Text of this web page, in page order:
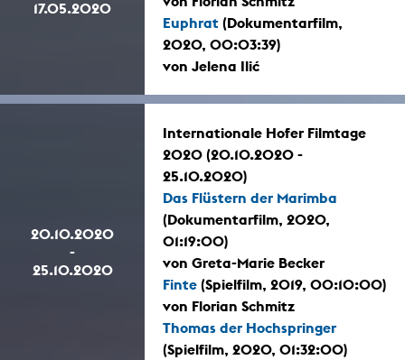
17.05.2020
Euphrat (Dokumentarfilm,
2020, 00:03:39)
von Jelena Ilić
20.10.2020
-
25.10.2020
Internationale Hofer Filmtage
2020 (20.10.2020 -
25.10.2020)
Das Flüstern der Marimba
(Dokumentarfilm, 2020,
01:19:00)
von Greta-Marie Becker
Finte (Spielfilm, 2019, 00:10:00)
von Florian Schmitz
Thomas der Hochspringer
(Spielfilm, 2020, 01:32:00)